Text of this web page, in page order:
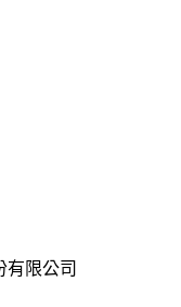
有限公司